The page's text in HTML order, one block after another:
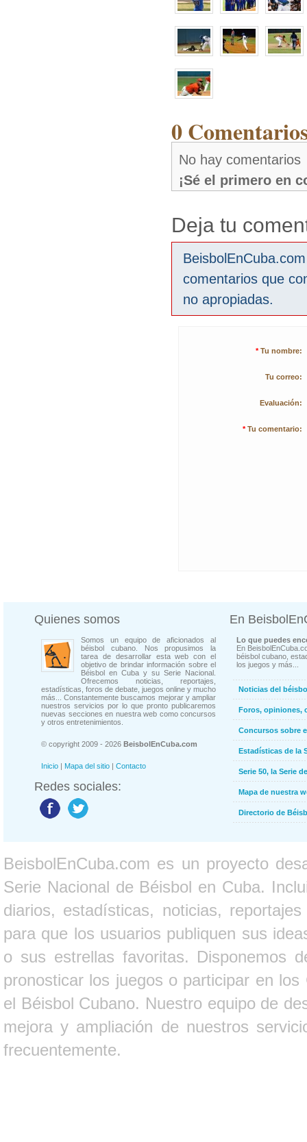
0
No hay comentarios
¡Sé el primero en
Deja tu
comentarios que
no apropiadas.
* Tu nombre:
Tu correo:
Evaluación:
* Tu comentario:
Quienes somos
Somos un equipo de aficionados al
béisbol cubano. Nos propusimos la
tarea de desarrollar esta web con el
objetivo de brindar información sobre el
Béisbol en Cuba y su Serie Nacional.
Ofrecemos noticias, reportajes,
estadísticas, foros de debate, juegos online y mucho
más... Constantemente buscamos mejorar y ampliar
nuestros servicios por lo que pronto publicaremos
nuevas secciones en nuestra web como concursos
y otros entretenimientos.
© copyright 2009 - 2026 BeisbolEnCuba.com
Inicio | Mapa del sitio | Contacto
Redes sociales:
En
Lo que puedes
En
béisbol cubano,
los juegos y más...
Noticias del
Foros, opiniones,
Concursos sobre
Estadísticas de la
Serie 50, la Serie
Mapa de nuestra
Directorio de
BeisbolEnCuba.com es un proyecto
Serie Nacional de Béisbol en Cuba.
diarios, estadísticas, noticias,
para que los usuarios publiquen sus
o sus estrellas favoritas. Disponemos
pronosticar los juegos o participar en
el Béisbol Cubano. Nuestro equipo de
mejora y ampliación de nuestros
frecuentemente.